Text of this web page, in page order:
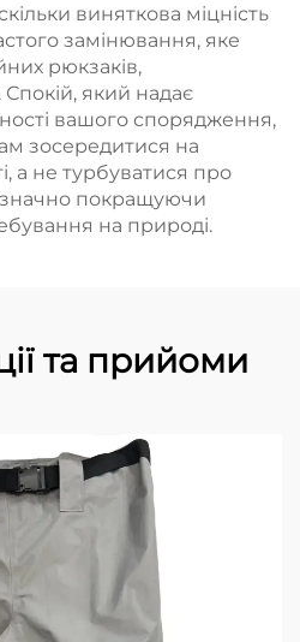
виняткова міцність
замінювання, яке
рюкзаків,
який надає
вашого спорядження,
зосередитися на
а не турбуватися про
покращуючи
на природі.
та прийоми